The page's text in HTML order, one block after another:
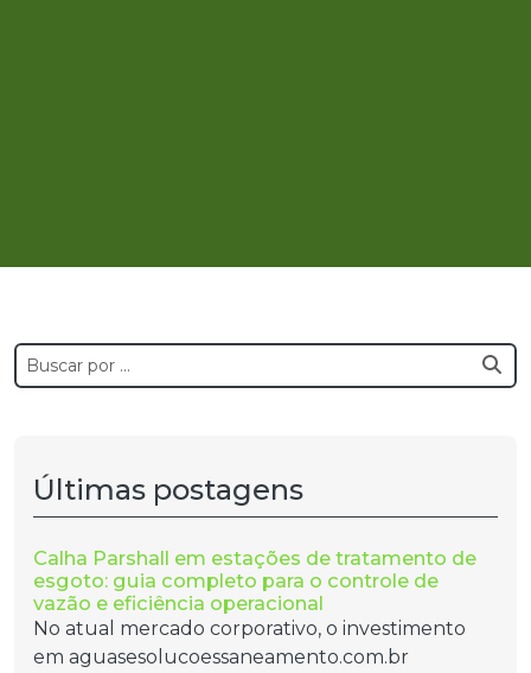
Últimas postagens
Calha Parshall em estações de tratamento de
esgoto: guia completo para o controle de
vazão e eficiência operacional
No atual mercado corporativo, o investimento
em aguasesolucoessaneamento.com.br